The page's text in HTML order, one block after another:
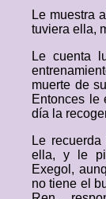
Le muestra
tuviera ella,
Le cuenta
muerte de
Entonces le
día la
Le
ella, y le
Exegol,
no tiene el